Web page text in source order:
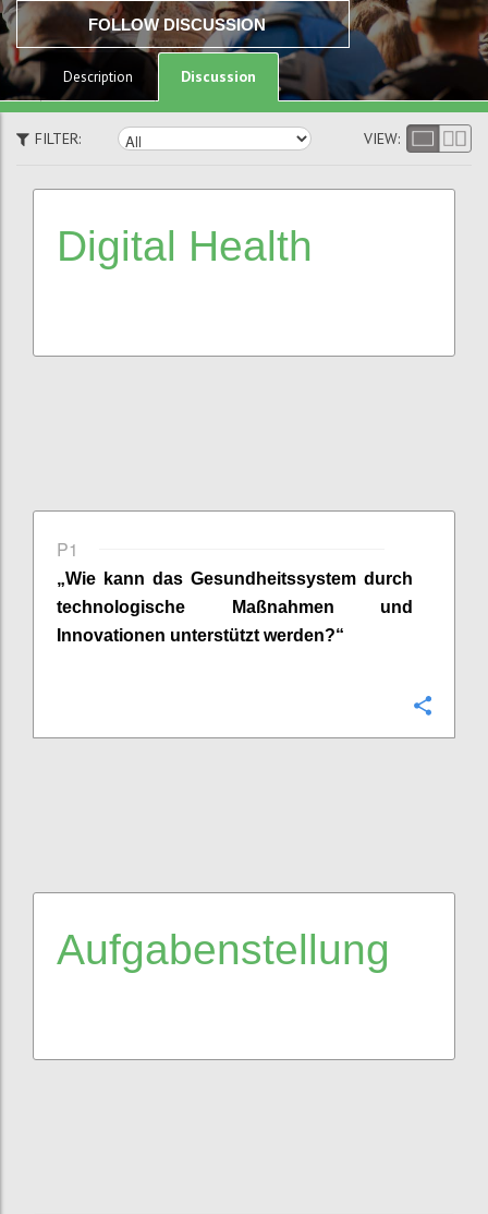
FOLLOW DISCUSSION
Description Discussion
FILTER: VIEW:
Digital Health
P1
„Wie kann das Gesundheitssystem durch
technologische Maßnahmen und
Innovationen unterstützt werden?“
Aufgabenstellung